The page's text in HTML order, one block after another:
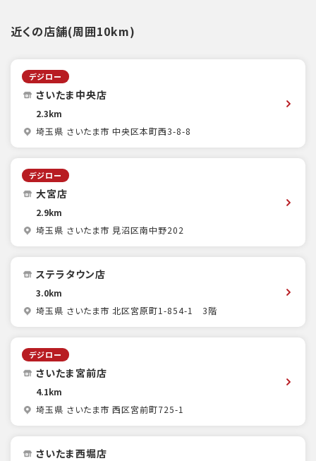
近くの店舗(周囲10km)
デジロー
さいたま中央店
2.3km
埼玉県 さいたま市 中央区本町西3-8-8
デジロー
大宮店
2.9km
埼玉県 さいたま市 見沼区南中野202
ステラタウン店
3.0km
埼玉県 さいたま市 北区宮原町1-854-1 3階
デジロー
さいたま宮前店
4.1km
埼玉県 さいたま市 西区宮前町725-1
さいたま西堀店